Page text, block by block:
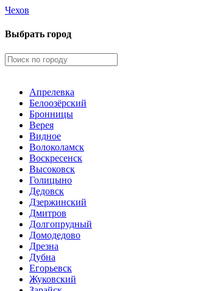
Чехов
Выбрать город
Апрелевка
Белоозёрский
Бронницы
Верея
Видное
Волоколамск
Воскресенск
Высоковск
Голицыно
Дедовск
Дзержинский
Дмитров
Долгопрудный
Домодедово
Дрезна
Дубна
Егорьевск
Жуковский